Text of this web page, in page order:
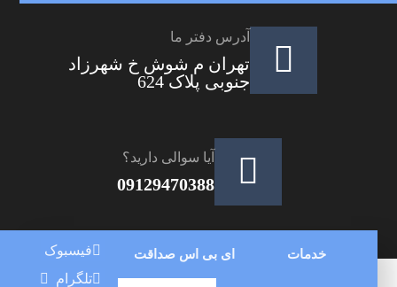
آدرس دفتر ما
تهران م شوش خ شهرزاد
جنوبی پلاک 624
آیا سوالی دارید؟
09129470388
ای بی اس صداقت خدمات
فیسبوک
تلگرام